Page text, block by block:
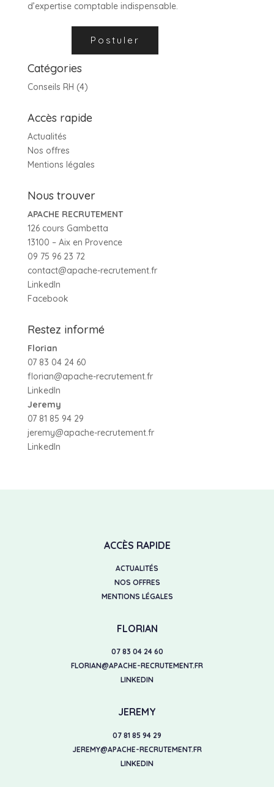
d’expertise comptable indispensable.
Catégories
Conseils RH (4)
Accès rapide
Actualités
Nos offres
Mentions légales
Nous trouver
APACHE RECRUTEMENT
126 cours Gambetta
13100 – Aix en Provence
09 75 96 23 72
contact@apache-recrutement.fr
LinkedIn
Facebook
Restez informé
Florian
07 83 04 24 60
florian@apache-recrutement.fr
LinkedIn
Jeremy
07 81 85 94 29
jeremy@apache-recrutement.fr
LinkedIn
ACCÈS RAPIDE
ACTUALITÉS
NOS OFFRES
MENTIONS LÉGALES
FLORIAN
07 83 04 24 60
FLORIAN@APACHE-RECRUTEMENT.FR
LINKEDIN
JEREMY
07 81 85 94 29
JEREMY@APACHE-RECRUTEMENT.FR
LINKEDIN